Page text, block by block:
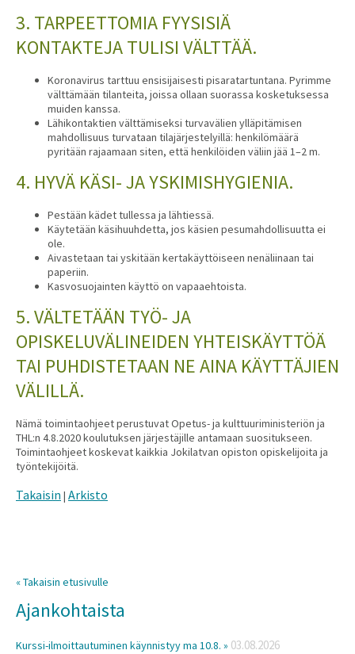
3. TARPEETTOMIA FYYSISIÄ
KONTAKTEJA TULISI VÄLTTÄÄ.
Koronavirus tarttuu ensisijaisesti pisaratartuntana. Pyrimme
välttämään tilanteita, joissa ollaan suorassa kosketuksessa
muiden kanssa.
Lähikontaktien välttämiseksi turvavälien ylläpitämisen
mahdollisuus turvataan tilajärjestelyillä: henkilömäärä
pyritään rajaamaan siten, että henkilöiden väliin jää 1–2 m.
4. HYVÄ KÄSI- JA YSKIMISHYGIENIA.
Pestään kädet tullessa ja lähtiessä.
Käytetään käsihuuhdetta, jos käsien pesumahdollisuutta ei
ole.
Aivastetaan tai yskitään kertakäyttöiseen nenäliinaan tai
paperiin.
Kasvosuojainten käyttö on vapaaehtoista.
5. VÄLTETÄÄN TYÖ- JA
OPISKELUVÄLINEIDEN YHTEISKÄYTTÖÄ
TAI PUHDISTETAAN NE AINA KÄYTTÄJIEN
VÄLILLÄ.
Nämä toimintaohjeet perustuvat Opetus- ja kulttuuriministeriön ja
THL:n 4.8.2020 koulutuksen järjestäjille antamaan suositukseen.
Toimintaohjeet koskevat kaikkia Jokilatvan opiston opiskelijoita ja
työntekijöitä.
Takaisin | Arkisto
« Takaisin etusivulle
Ajankohtaista
Kurssi-ilmoittautuminen käynnistyy ma 10.8. » 03.08.2026